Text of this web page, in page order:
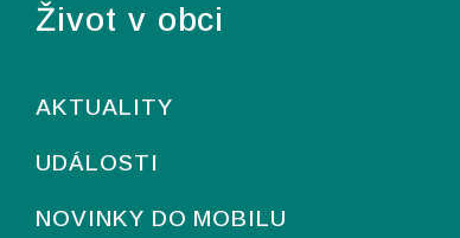
Život v obci
AKTUALITY
UDÁLOSTI
NOVINKY DO MOBILU